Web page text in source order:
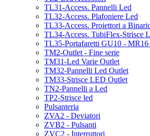
TL31-Access. Pannelli Led
TL32-Access. Plafoniere Led
TL33-Access. Proiettori a
TL34-Access. TubiFlex-Strisce
TL35-Portafaretti GU10 - MR16
TM2-Outlet - Fine serie
TM31-Led Varie Outlet
TM32-Pannelli Led Outlet
TM33-Strisce LED Outlet
TN2-Pannelli a Led
TP2-Strisce led
Pulsanteria
ZVA2 - Deviatori
ZVB2 - Pulsanti
ZVC2 - Interruttori